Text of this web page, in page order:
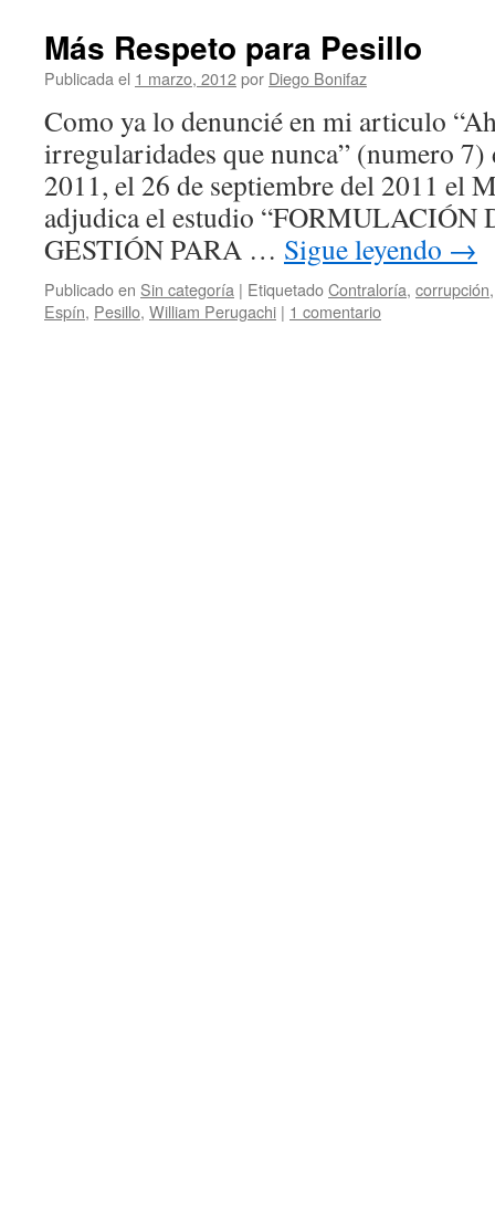
Más Respeto para Pesillo
Publicada el 1 marzo, 2012por Diego Bonifaz
Como ya lo denuncié en mi articulo
irregularidades que nunca” (numero
2011, el 26 de septiembre del 2011 el
adjudica el estudio
GESTIÓN PARA … Sigue leyendo →
Publicado en Sin categoría | EtiquetadoContraloría, corrupción
Espín, Pesillo, William Perugachi | 1 comentario